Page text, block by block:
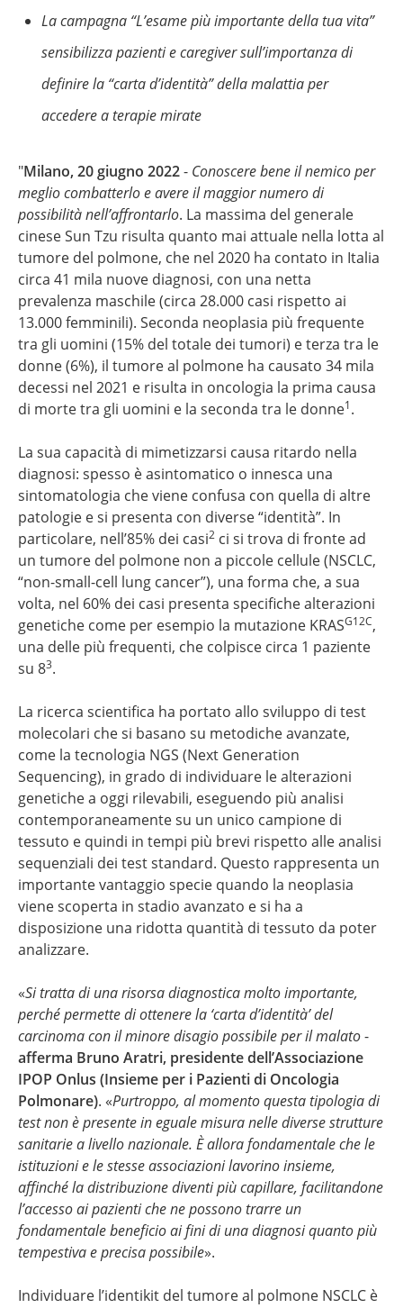
La campagna “L’esame più importante della tua vita”
sensibilizza pazienti e caregiver sull’importanza di
definire la “carta d’identità” della malattia per
accedere a terapie mirate
"Milano, 20 giugno 2022- Conoscere bene il nemico per
meglio combatterlo e avere il maggior numero di
possibilità nell’affrontarlo. La massima del generale
cinese Sun Tzu risulta quanto mai attuale nella lotta al
tumore del polmone, che nel 2020 ha contato in Italia
circa 41 mila nuove diagnosi, con una netta
prevalenza maschile (circa 28.000 casi rispetto ai
13.000 femminili). Seconda neoplasia più frequente
tra gli uomini (15% del totale dei tumori) e terza tra le
donne (6%), il tumore al polmone ha causato 34 mila
decessi nel 2021 e risulta in oncologia la prima causa
di morte tra gli uomini e la seconda tra le donne1.
La sua capacità di mimetizzarsi causa ritardo nella
diagnosi: spesso è asintomatico o innesca una
sintomatologia che viene confusa con quella di altre
patologie e si presenta con diverse “identità”. In
particolare, nell’85% dei casi2 ci si trova di fronte ad
un tumore del polmone non a piccole cellule (NSCLC,
“non-small-cell lung cancer”), una forma che, a sua
volta, nel 60% dei casi presenta specifiche alterazioni
genetiche come per esempio la mutazione KRASG12C,
una delle più frequenti, che colpisce circa 1 paziente
su 83.
La ricerca scientifica ha portato allo sviluppo di test
molecolari che si basano su metodiche avanzate,
come la tecnologia NGS (Next Generation
Sequencing), in grado di individuare le alterazioni
genetiche a oggi rilevabili, eseguendo più analisi
contemporaneamente su un unico campione di
tessuto e quindi in tempi più brevi rispetto alle analisi
sequenziali dei test standard. Questo rappresenta un
importante vantaggio specie quando la neoplasia
viene scoperta in stadio avanzato e si ha a
disposizione una ridotta quantità di tessuto da poter
analizzare.
«Si tratta di una risorsa diagnostica molto importante,
perché permette di ottenere la ‘carta d’identità’ del
carcinoma con il minore disagio possibile per il malato-
afferma Bruno Aratri, presidente dell’Associazione
IPOP Onlus (Insieme per i Pazienti di Oncologia
Polmonare). «Purtroppo, al momento questa tipologia di
test non è presente in eguale misura nelle diverse strutture
sanitarie a livello nazionale. È allora fondamentale che le
istituzioni e le stesse associazioni lavorino insieme,
affinché la distribuzione diventi più capillare, facilitandone
l’accesso ai pazienti che ne possono trarre un
fondamentale beneficio ai fini di una diagnosi quanto più
tempestiva e precisa possibile».
Individuare l’identikit del tumore al polmone NSCLC è